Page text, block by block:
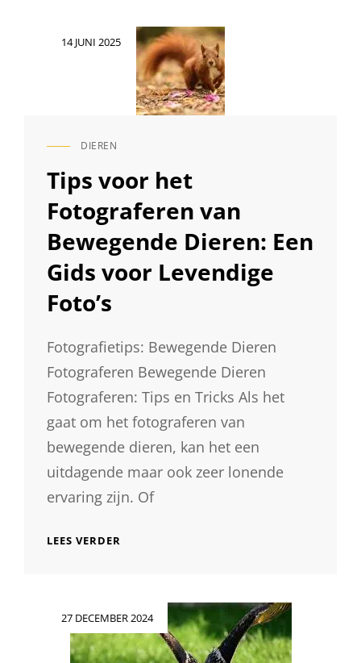
MET
JOUW
TROUWE
HOND
14 JUNI 2025
CAT
DIEREN
Tips voor het
Fotograferen van
Bewegende Dieren: Een
Gids voor Levendige
Foto’s
Fotografietips: Bewegende Dieren
Fotograferen Bewegende Dieren
Fotograferen: Tips en Tricks Als het
gaat om het fotograferen van
bewegende dieren, kan het een
uitdagende maar ook zeer lonende
ervaring zijn. Of
LEES VERDER
BEWEGENDE
DIEREN:
EEN
27 DECEMBER 2024